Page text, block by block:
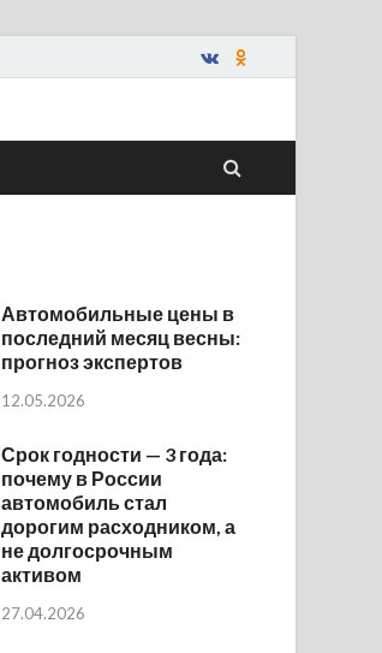
Автомобильные цены в
последний месяц весны:
прогноз экспертов
12.05.2026
Срок годности — 3 года:
почему в России
автомобиль стал
дорогим расходником, а
не долгосрочным
активом
27.04.2026